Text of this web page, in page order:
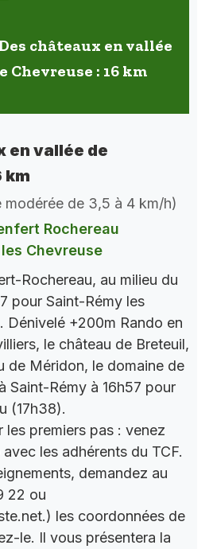
châteaux en vallée
Chevreuse : 16 km
en vallée de
km
de 3,5 à 4 km/h)
Rochereau
Chevreuse
Rochereau, au milieu du
pour Saint-Rémy les
Dénivelé +200m Rando en
le château de Breteuil,
de Méridon, le domaine de
Saint-Rémy à 16h57 pour
(17h38).
les premiers pas : venez
les adhérents du TCF.
demandez au
22 ou
les coordonnées de
le. Il vous présentera la